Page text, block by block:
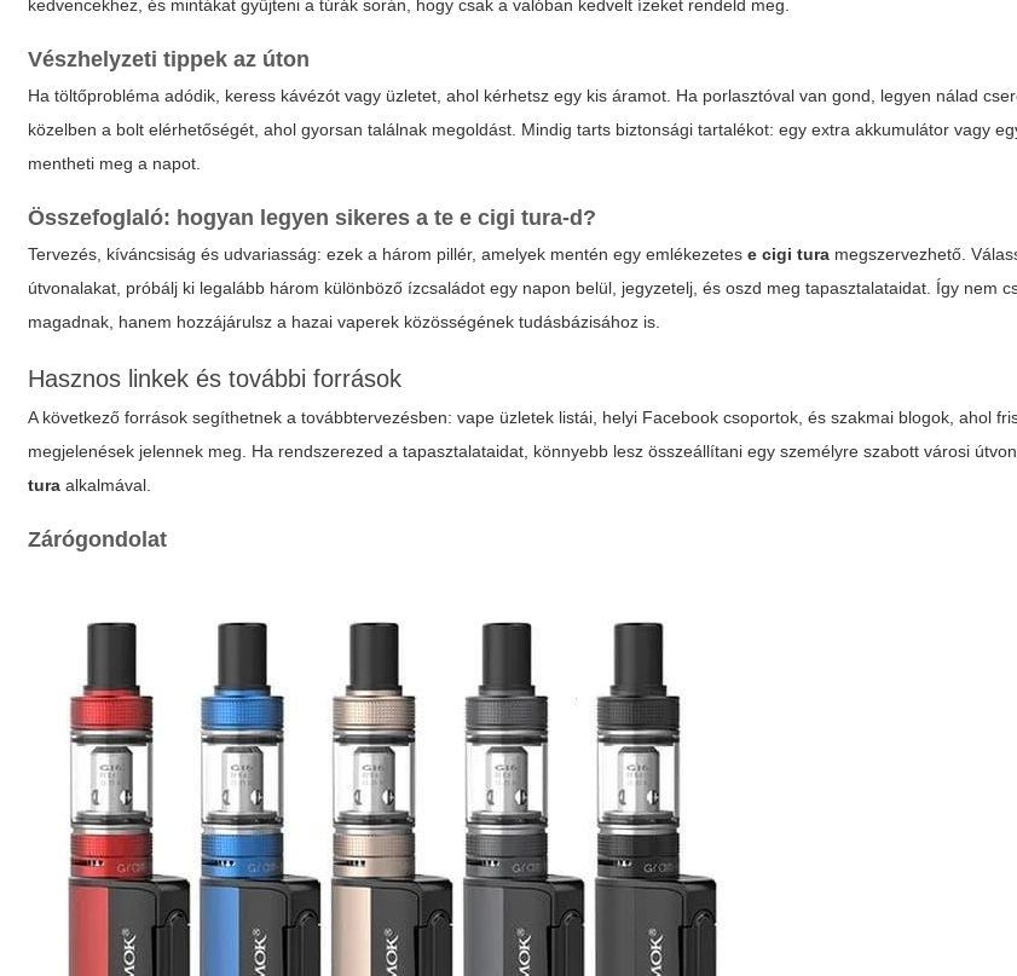
kedvencekhez, és mintákat gyűjteni a túrák során, hogy csak a valóban kedvelt ízeket rendeld meg.
Vészhelyzeti tippek az úton
Ha töltőprobléma adódik, keress kávézót vagy üzletet, ahol kérhetsz egy kis áramot. Ha porlasztóval van gond, legyen nálad
közelben a bolt elérhetőségét, ahol gyorsan találnak megoldást. Mindig tarts biztonsági tartalékot: egy extra akkumulátor vagy
mentheti meg a napot.
Összefoglaló: hogyan legyen sikeres a tee cigi tura-d?
Tervezés, kíváncsiság és udvariasság: ezek a három pillér, amelyek mentén egy emlékezetese cigi tura megszervezhető.
útvonalakat, próbálj ki legalább három különböző ízcsaládot egy napon belül, jegyzetelj, és oszd meg tapasztalataidat. Így nem
magadnak, hanem hozzájárulsz a hazai vaperek közösségének tudásbázisához is.
Hasznos linkek és további források
A következő források segíthetnek a továbbtervezésben: vape üzletek listái, helyi Facebook csoportok, és szakmai blogok, ahol
megjelenések jelennek meg. Ha rendszerezed a tapasztalataidat, könnyebb lesz összeállítani egy személyre szabott városi
tura alkalmával.
Zárógondolat